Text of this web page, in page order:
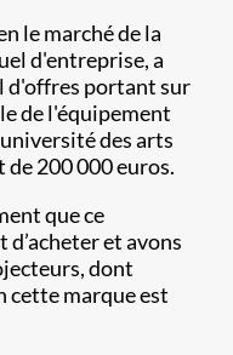
le marché de la
d'entreprise, a
d'offres portant sur
de l'équipement
des arts
200 000 euros.
que ce
et avons
dont
cette marque est